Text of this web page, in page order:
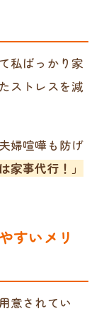
私ばっかり家
ストレスを減
婦喧嘩も防げ
家事代行！」
すいメリ
意されてい